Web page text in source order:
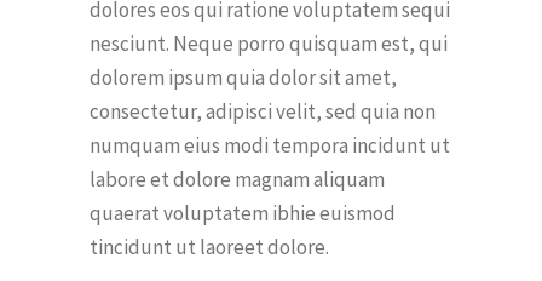
dolores eos qui ratione voluptatem sequi
nesciunt. Neque porro quisquam est, qui
dolorem ipsum quia dolor sit amet,
consectetur, adipisci velit, sed quia non
numquam eius modi tempora incidunt ut
labore et dolore magnam aliquam
quaerat voluptatem ibhie euismod
tincidunt ut laoreet dolore.